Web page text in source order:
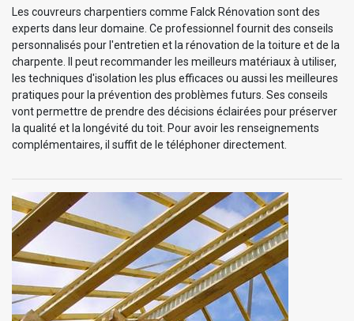
Les couvreurs charpentiers comme Falck Rénovation sont des
experts dans leur domaine. Ce professionnel fournit des conseils
personnalisés pour l'entretien et la rénovation de la toiture et de la
charpente. Il peut recommander les meilleurs matériaux à utiliser,
les techniques d'isolation les plus efficaces ou aussi les meilleures
pratiques pour la prévention des problèmes futurs. Ses conseils
vont permettre de prendre des décisions éclairées pour préserver
la qualité et la longévité du toit. Pour avoir les renseignements
complémentaires, il suffit de le téléphoner directement.